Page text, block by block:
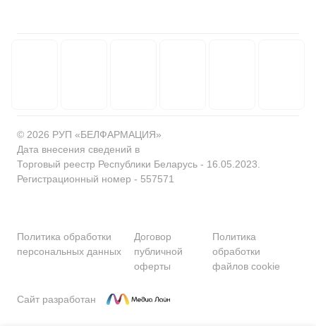
© 2026 РУП «БЕЛФАРМАЦИЯ»
Дата внесения сведений в
Торговый реестр Республики Беларусь - 16.05.2023.
Регистрационный номер - 557571
Политика обработки
персональных данных
Договор
публичной
оферты
Политика
обработки
файлов cookie
Сайт разработан